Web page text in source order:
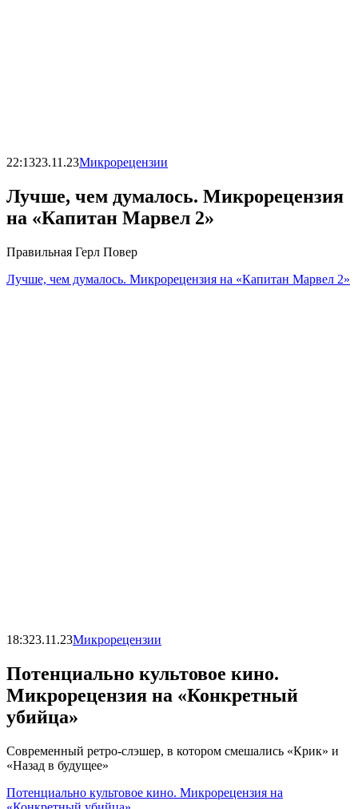
22:1323.11.23Микрорецензии
Лучше, чем думалось. Микрорецензия
на «Капитан Марвел 2»
Правильная Герл Повер
Лучше, чем думалось. Микрорецензия на «Капитан Марвел 2»
18:323.11.23Микрорецензии
Потенциально культовое кино.
Микрорецензия на «Конкретный
убийца»
Современный ретро-слэшер, в котором смешались «Крик» и
«Назад в будущее»
Потенциально культовое кино. Микрорецензия на